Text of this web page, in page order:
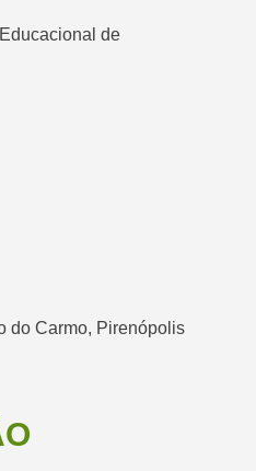
de
do Carmo, Pirenópolis